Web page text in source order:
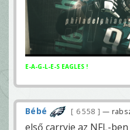
E-A-G-L-E-S EAGLES !
Bébé 6 558 —
első carryje az NFL-